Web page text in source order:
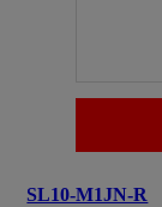
SL10-M1JN-R